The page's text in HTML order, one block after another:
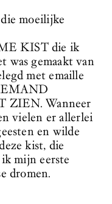
moeilijke
KIST die ik
was gemaakt van
met emaille
ZIEN. Wanneer
vielen er allerlei
en wilde
kist, die
mijn eerste
dromen.